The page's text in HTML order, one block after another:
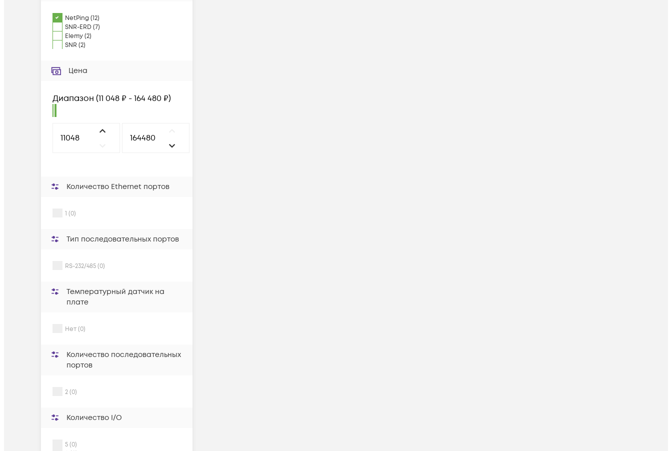
NetPing (12)
SNR-ERD(7)
Elemy(2)
SNR (2)
Цена
Диапазон (11 048 ₽ - 164 480 ₽)
Количество Ethernet портов
1 (0)
Тип последовательных портов
RS-232/485 (0)
Температурный датчик на
плате
Нет (0)
Количество последовательных
портов
2 (0)
Количество I/O
5 (0)